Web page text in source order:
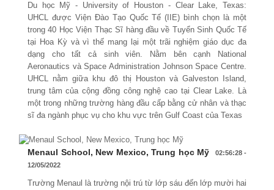
Du học Mỹ - University of Houston - Clear Lake, Texas:
UHCL được Viện Đào Tạo Quốc Tế (IIE) bình chọn là một
trong 40 Học Viện Thạc Sĩ hàng đầu về Tuyển Sinh Quốc Tế
tại Hoa Kỳ và vì thế mang lại một trãi nghiệm giáo dục đa
dạng cho tất cả sinh viên. Nằm bên cạnh National
Aeronautics và Space Administration Johnson Space Centre.
UHCL nằm giữa khu đô thị Houston và Galveston Island,
trung tâm của cộng đồng công nghệ cao tại Clear Lake. Là
một trong những trường hàng đầu cấp bằng cử nhân và thạc
sĩ đa ngành phục vụ cho khu vực trên Gulf Coast của Texas
Menaul School, New Mexico, Trung học Mỹ
02:56:28 -
12/05/2022
Trường Menaul là trường nội trú từ lớp sáu đến lớp mười hai